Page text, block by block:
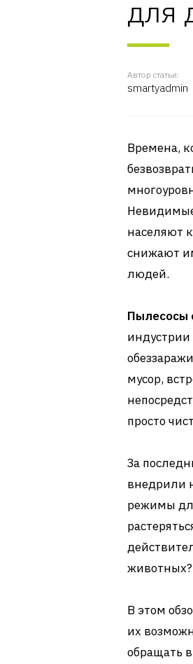
для
Автор статьи:
smartyadmin
Времена,
населяют
снижают
людей.
Пылесосы
индустрии
мусор,
просто
За
внедрили
режимы
В этом
их
обращать